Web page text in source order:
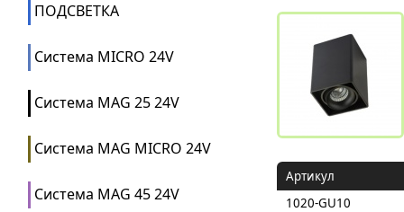
ПОДСВЕТКА
Система MICRO 24V
Система MAG 25 24V
Система MAG MICRO 24V
Система MAG 45 24V
Артикул
1020-GU10